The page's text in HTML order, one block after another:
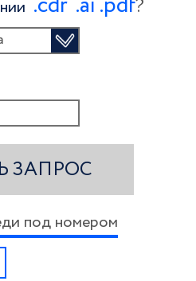
.сdr .ai .pdf?
ЗАПРОС
под номером